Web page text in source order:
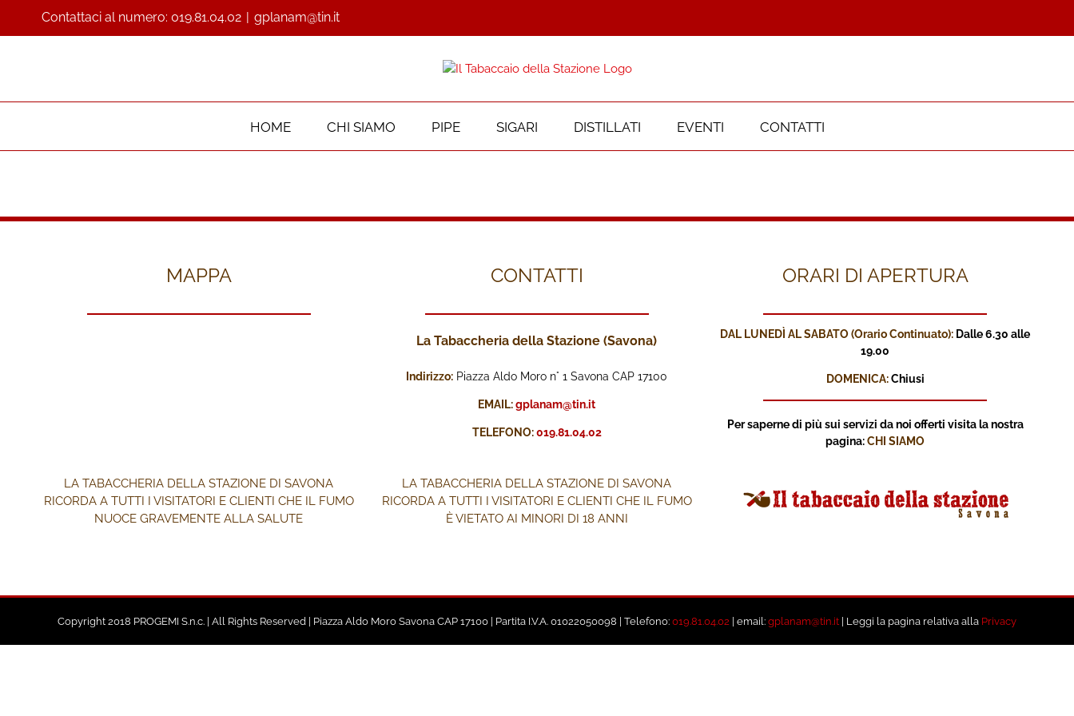
Contattaci al numero: 019.81.04.02 | gplanam@tin.it
HOME CHI SIAMO PIPE SIGARI DISTILLATI EVENTI CONTATTI
MAPPA
LA TABACCHERIA DELLA STAZIONE DI SAVONA
RICORDA A TUTTI I VISITATORI E CLIENTI CHE IL FUMO
NUOCE GRAVEMENTE ALLA SALUTE
CONTATTI
La Tabaccheria della Stazione (Savona)
Indirizzo: Piazza Aldo Moro n° 1 Savona CAP 17100
EMAIL: gplanam@tin.it
TELEFONO:019.81.04.02
LA TABACCHERIA DELLA STAZIONE DI SAVONA
RICORDA A TUTTI I VISITATORI E CLIENTI CHE IL FUMO
È VIETATO AI MINORI DI 18 ANNI
ORARI DI APERTURA
DAL LUNEDÌ AL SABATO (Orario Continuato): Dalle 6.30 alle
19.00
DOMENICA:Chiusi
Per saperne di più sui servizi da noi offerti visita la nostra
pagina:CHI SIAMO
Copyright 2018 PROGEMI S.n.c. | All Rights Reserved | Piazza Aldo Moro Savona CAP 17100 | Partita I.V.A. 01022050098 | Telefono: 019.81.04.02 | email: gplanam@tin.it | Leggi la pagina relativa alla Privacy